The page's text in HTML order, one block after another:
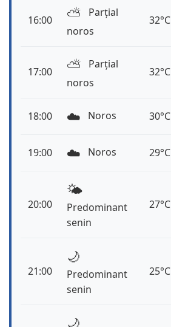
16:00 ⛅️
Parțial
noros
32°C
17:00 ⛅️
Parțial
noros
32°C
18:00 ☁️ Noros 30°C
19:00 ☁️ Noros 29°C
20:00
🌤️
Predominant
senin
27°C
21:00
🌙
Predominant
senin
25°C
🌙